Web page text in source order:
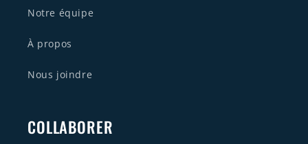
Notre équipe
À propos
Nous joindre
COLLABORER